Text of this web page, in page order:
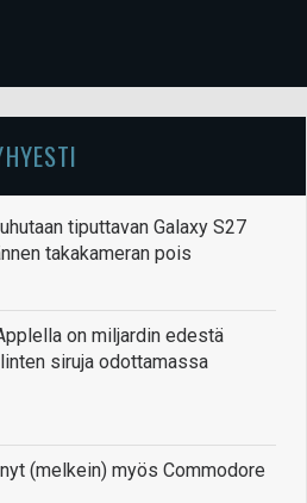
tiputtavan Galaxy S27
takakameran pois
on miljardin edestä
siruja odottamassa
(melkein) myös Commodore